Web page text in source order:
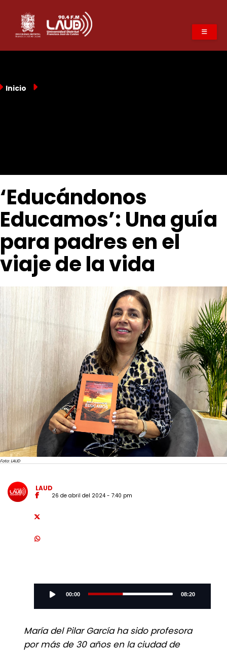
contenido
principal
Inicio
‘Educándonos
Educamos’: Una guía
para padres en el
viaje de la vida
Foto: LAUD
LAUD
26 de abril del 2024 - 7:40 pm
Audio
Player00:00 08:20
María del Pilar García ha sido profesora
por más de 30 años en la ciudad de